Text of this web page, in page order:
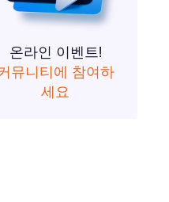
온라인 이벤트!
뮤니티에 참여하
세요